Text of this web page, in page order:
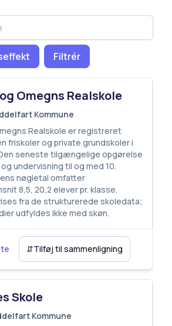
Filtrér
Omegns Realskole
Kommune
Realskole er registreret
friskoler og private grundskoler i
seneste tilgængelige opgørelse
undervisning til og med 10.
nøgletal omfatter
8,5, 20,2 elever pr. klasse.
fra de strukturerede skoledata;
udfyldes ikke med skøn.
⇵Tilføj til sammenligning
Skole
Kommune